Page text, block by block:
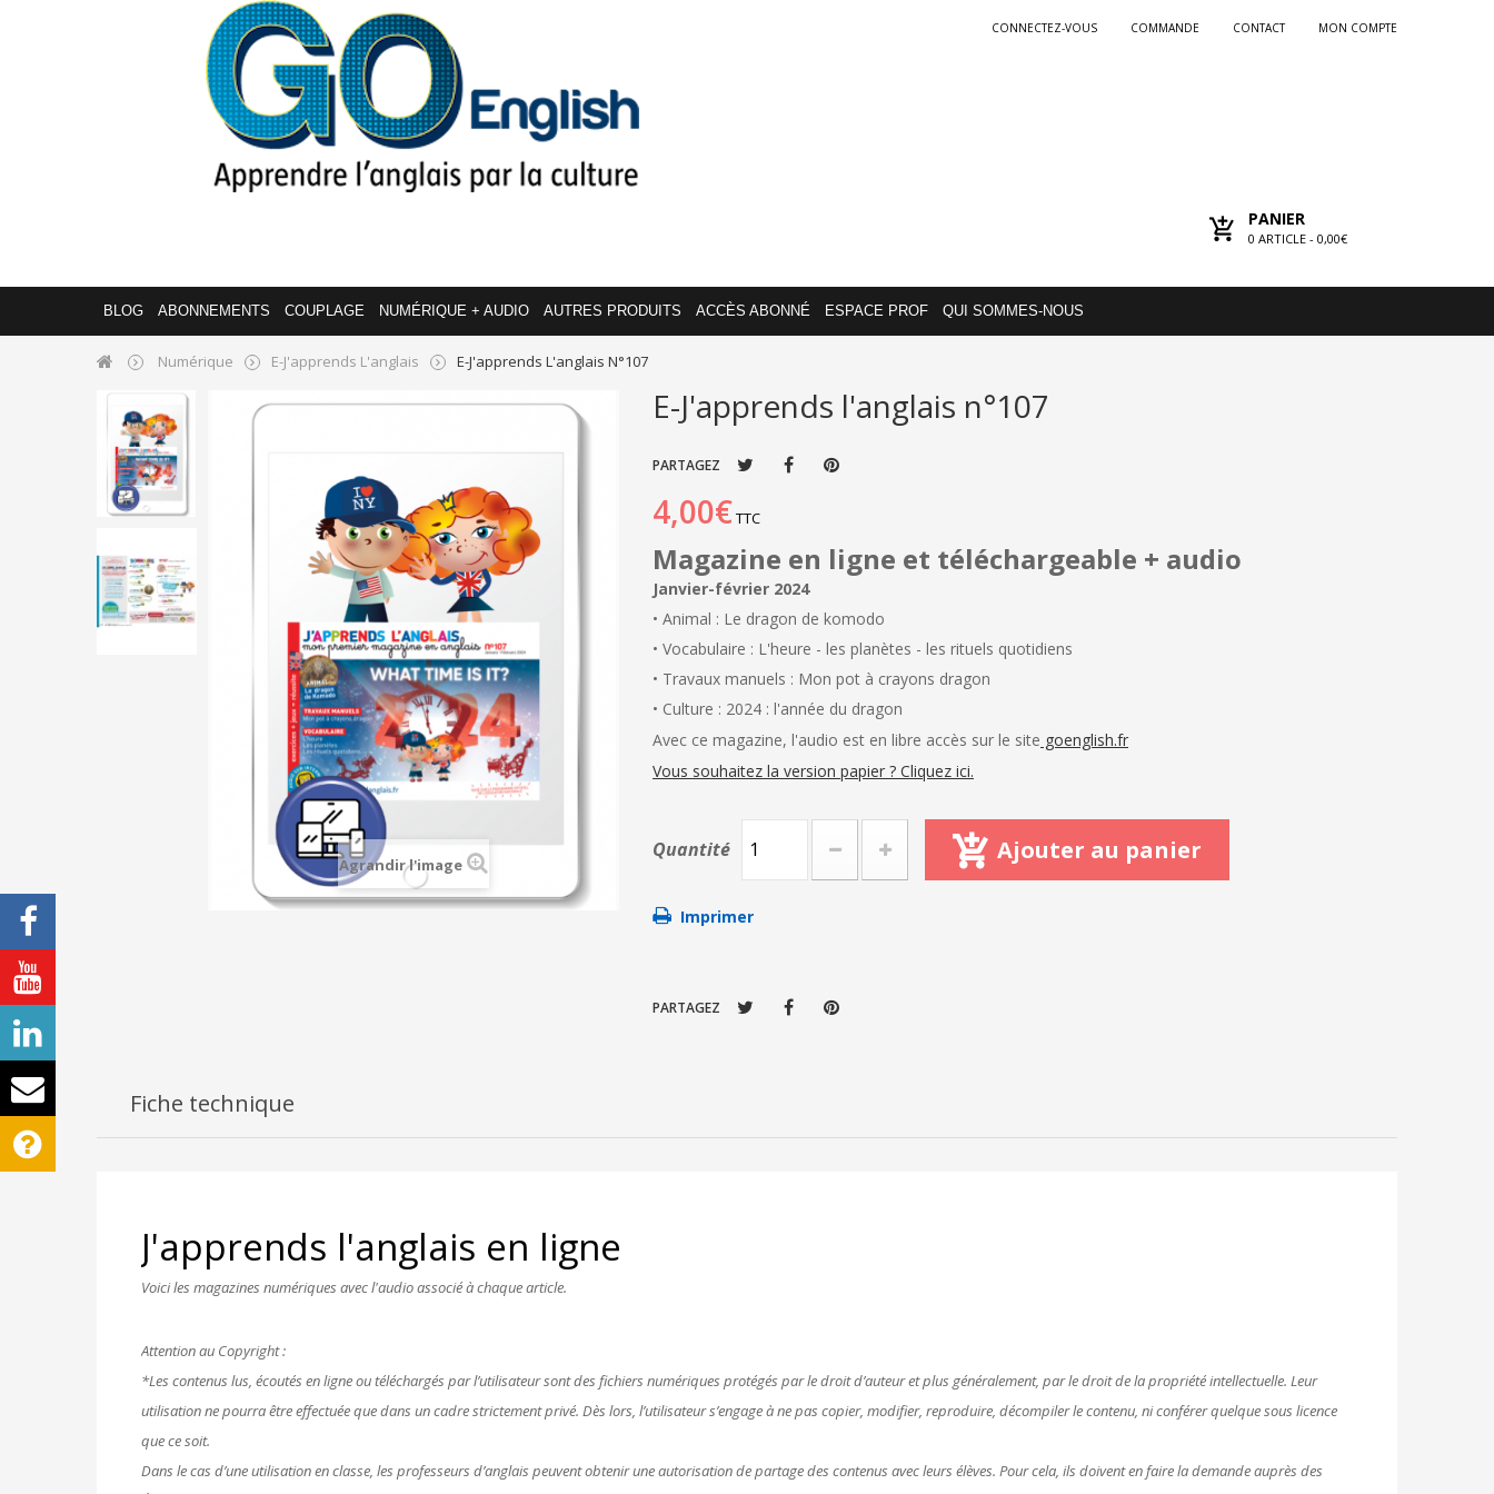
MON COMPTE
CONTACT
COMMANDE
CONNECTEZ-VOUS
PANIER
0 ARTICLE - 0,00€
BLOG ABONNEMENTS COUPLAGE NUMÉRIQUE + AUDIO AUTRES PRODUITS ACCÈS ABONNÉ ESPACE PROF QUI SOMMES-NOUS
Numérique E-J'apprends L'anglais E-J'apprends L'anglais N°107
Agrandir l'image
E-J'apprends l'anglais n°107
PARTAGEZ
4,00€TTC
Magazine en ligne et téléchargeable + audio
Janvier-février 2024
• Animal : Le dragon de komodo
• Vocabulaire : L'heure - les planètes - les rituels quotidiens
• Travaux manuels : Mon pot à crayons dragon
• Culture : 2024 : l'année du dragon
Avec ce magazine, l'audio est en libre accès sur le site goenglish.fr
Vous souhaitez la version papier ? Cliquez ici.
Quantité Ajouter au panier
Imprimer
PARTAGEZ
Fiche technique
J'apprends l'anglais en ligne
Voici les magazines numériques avec l'audio associé à chaque article.
Attention au Copyright :
*Les contenus lus, écoutés en ligne ou téléchargés par l’utilisateur sont des fichiers numériques protégés par le droit d’auteur et plus généralement, par le droit de la propriété intellectuelle. Leur
utilisation ne pourra être effectuée que dans un cadre strictement privé. Dès lors, l’utilisateur s’engage à ne pas copier, modifier, reproduire, décompiler le contenu, ni conférer quelque sous licence
que ce soit.
Dans le cas d’une utilisation en classe, les professeurs d’anglais peuvent obtenir une autorisation de partage des contenus avec leurs élèves. Pour cela, ils doivent en faire la demande auprès des